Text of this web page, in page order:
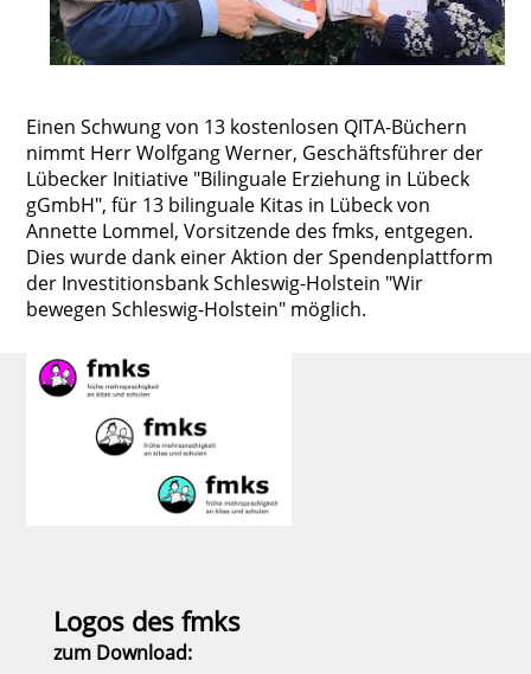
Einen Schwung von 13 kostenlosen QITA-Büchern
nimmt Herr Wolfgang Werner, Geschäftsführer der
Lübecker Initiative "Bilinguale Erziehung in Lübeck
gGmbH", für 13 bilinguale Kitas in Lübeck von
Annette Lommel, Vorsitzende des fmks, entgegen.
Dies wurde dank einer Aktion der Spendenplattform
der Investitionsbank Schleswig-Holstein "Wir
bewegen Schleswig-Holstein" möglich.
Logos des fmks
zum Download: